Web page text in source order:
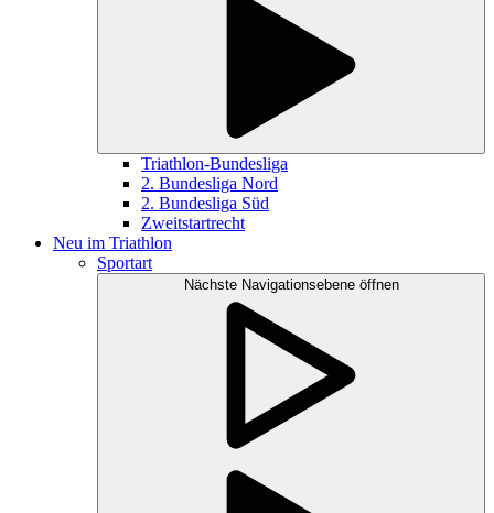
Triathlon-Bundesliga
2. Bundesliga Nord
2. Bundesliga Süd
Zweitstartrecht
Neu im Triathlon
Sportart
Nächste Navigationsebene öffnen